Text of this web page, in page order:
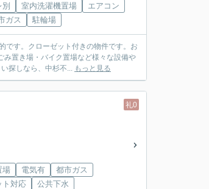
室内洗濯機置場
エアコン
ガス 駐輪場
です。クローゼット付きの物件です。お
置き場・バイク置場など様々な設備や
探しなら、中杉不... もっと見る
礼0
場 電気有
都市ガス
ト対応
公共下水